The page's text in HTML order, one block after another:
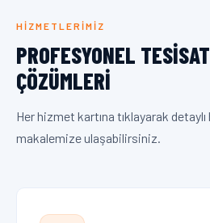
HIZMETLERIMIZ
PROFESYONEL
ÇÖZÜMLERI
Her hizmet kartına tıklayarak
makalemize ulaşabilirsiniz.